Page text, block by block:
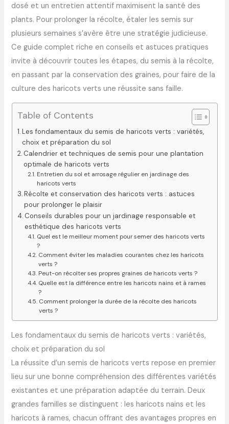
dosé et un entretien attentif maximisent la santé des
plants. Pour prolonger la récolte, étaler les semis sur
plusieurs semaines s’avère être une stratégie judicieuse.
Ce guide complet riche en conseils et astuces pratiques
invite à découvrir toutes les étapes, du semis à la récolte,
en passant par la conservation des graines, pour faire de la
culture des haricots verts une réussite sans faille.
Table of Contents
Les fondamentaux du semis de haricots verts : variétés,
choix et préparation du sol
Calendrier et techniques de semis pour une plantation
optimale de haricots verts
Entretien du sol et arrosage régulier en jardinage des
haricots verts
Récolte et conservation des haricots verts : astuces
pour prolonger le plaisir
Conseils durables pour un jardinage responsable et
esthétique des haricots verts
Quel est le meilleur moment pour semer des haricots verts
?
Comment éviter les maladies courantes chez les haricots
verts ?
Peut-on récolter ses propres graines de haricots verts ?
Quelle est la différence entre les haricots nains et à rames
?
Comment prolonger la durée de la récolte des haricots
verts ?
Les fondamentaux du semis de haricots verts : variétés,
choix et préparation du sol
La réussite d’un semis de haricots verts repose en premier
lieu sur une bonne compréhension des différentes variétés
existantes et une préparation adaptée du terrain. Deux
grandes familles se distinguent : les haricots nains et les
haricots à rames, chacun offrant des avantages propres en